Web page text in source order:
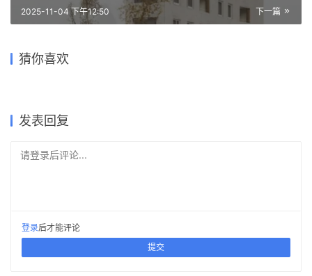
下一篇
2025-11-04 下午12:50
猜你喜欢
Bötzow啤酒厂的改造
Conversion of Bötzow
Chipperfield
Golo Winery | MARKLEE 建
哥伦比亚艺术 Columbian Art
| 斯米里扬·拉迪奇｜Smiljan
发表回复
请登录后评论...
登录后才能评论
提交